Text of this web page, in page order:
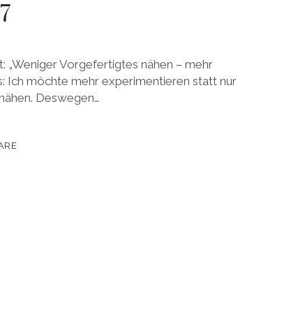
„Weniger Vorgefertigtes nähen – mehr
Ich möchte mehr experimentieren statt nur
Deswegen…